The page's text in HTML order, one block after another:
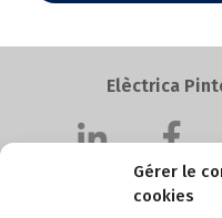
Gérer le
cookies
Elèctrica